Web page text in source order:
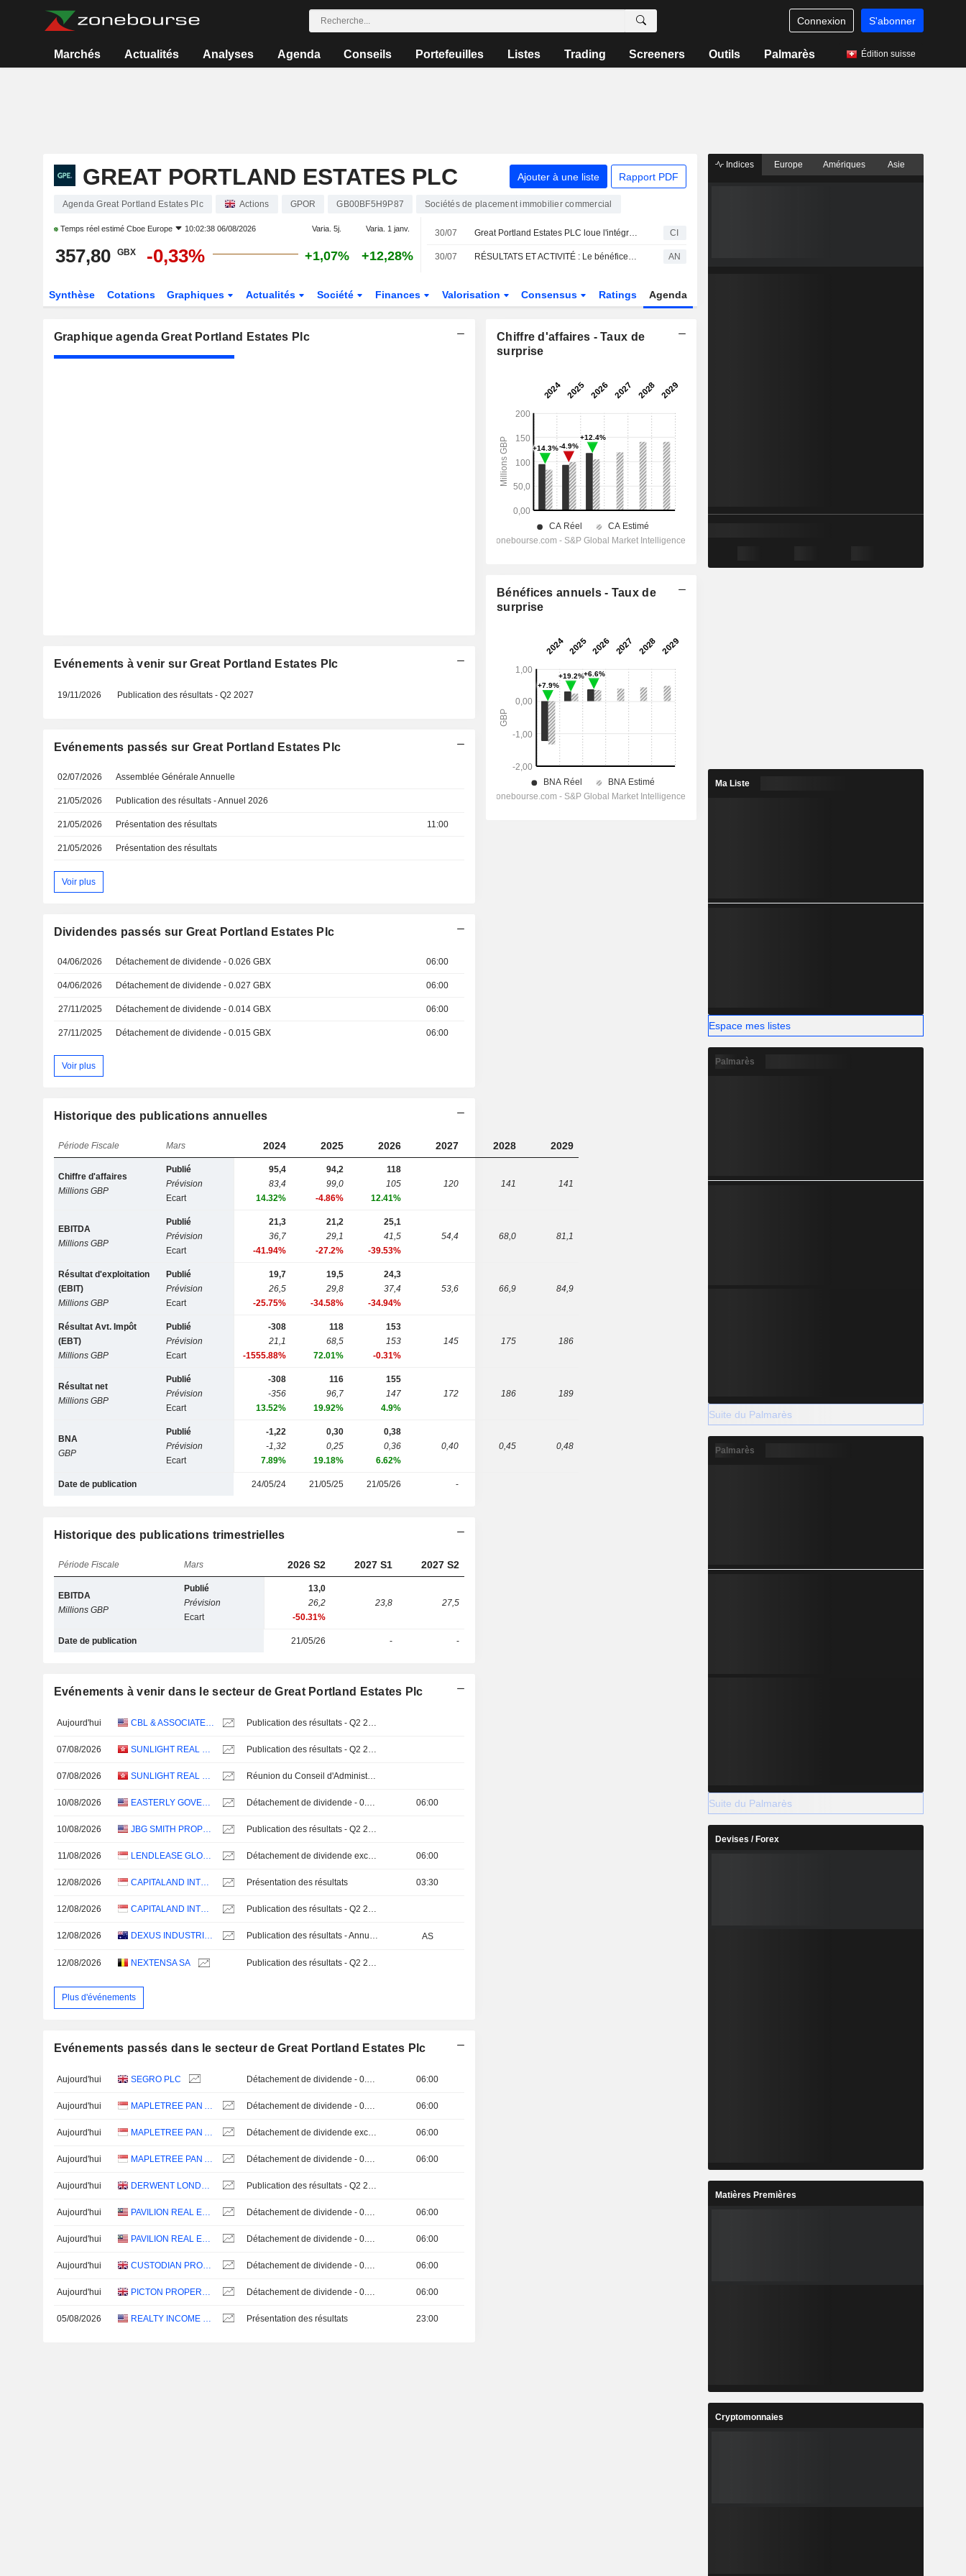
Connexion S'abonner
Marchés Actualités Analyses Agenda Conseils Portefeuilles Listes Trading Screeners Outils Palmarès Édition suisse
GREAT PORTLAND ESTATES PLC Ajouter à une liste Rapport PDF
Agenda Great Portland Estates Plc Actions GPOR GB00BF5H9P87 Sociétés de placement immobilier commercial
Temps réel estimé Cboe Europe 10:02:38 06/08/2026 Varia. 5j. Varia. 1 janv.
357,80 GBX -0,33% +1,07% +12,28%
30/07 Great Portland Estates PLC loue l'intégralité des bureaux de Carrington House (W1) à des niveaux de loyers records CI
30/07 RÉSULTATS ET ACTIVITÉ : Le bénéfice de Foxtons recule ; Vanquis Banking en progression AN
Synthèse Cotations Graphiques Actualités Société Finances Valorisation Consensus Ratings Agenda
Graphique agenda Great Portland Estates Plc
Evénements à venir sur Great Portland Estates Plc
19/11/2026 Publication des résultats - Q2 2027
Evénements passés sur Great Portland Estates Plc
02/07/2026 Assemblée Générale Annuelle
21/05/2026 Publication des résultats - Annuel 2026
21/05/2026 Présentation des résultats 11:00
21/05/2026 Présentation des résultats
Voir plus
Dividendes passés sur Great Portland Estates Plc
04/06/2026 Détachement de dividende - 0.026 GBX 06:00
04/06/2026 Détachement de dividende - 0.027 GBX 06:00
27/11/2025 Détachement de dividende - 0.014 GBX 06:00
27/11/2025 Détachement de dividende - 0.015 GBX 06:00
Voir plus
Historique des publications annuelles
Période Fiscale Mars 2024 2025 2026 2027 2028 2029
Chiffre d'affaires
Millions GBP
Publié
Prévision
Ecart
95,4
83,4
14.32%
94,2
99,0
-4.86%
118
105
12.41%
120 141 141
EBITDA
Millions GBP
Publié
Prévision
Ecart
21,3
36,7
-41.94%
21,2
29,1
-27.2%
25,1
41,5
-39.53%
54,4 68,0 81,1
Résultat d'exploitation
(EBIT)
Millions GBP
Publié
Prévision
Ecart
19,7
26,5
-25.75%
19,5
29,8
-34.58%
24,3
37,4
-34.94%
53,6 66,9 84,9
Résultat Avt. Impôt
(EBT)
Millions GBP
Publié
Prévision
Ecart
-308
21,1
-1555.88%
118
68,5
72.01%
153
153
-0.31%
145 175 186
Résultat net
Millions GBP
Publié
Prévision
Ecart
-308
-356
13.52%
116
96,7
19.92%
155
147
4.9%
172 186 189
BNA
GBP
Publié
Prévision
Ecart
-1,22
-1,32
7.89%
0,30
0,25
19.18%
0,38
0,36
6.62%
0,40 0,45 0,48
Date de publication 24/05/24 21/05/25 21/05/26 -
Historique des publications trimestrielles
Période Fiscale Mars 2026 S2 2027 S1 2027 S2
EBITDA
Millions GBP
Publié
Prévision
Ecart
13,0
26,2
-50.31%
23,8 27,5
Date de publication 21/05/26 - -
Evénements à venir dans le secteur de Great Portland Estates Plc
Aujourd'hui CBL & ASSOCIATES PROPERTIES, INC. Publication des résultats - Q2 2026
07/08/2026 SUNLIGHT REAL ESTATE INVESTMENT TRUST Publication des résultats - Q2 2026
07/08/2026 SUNLIGHT REAL ESTATE INVESTMENT TRUST Réunion du Conseil d'Administration
10/08/2026 EASTERLY GOVERNMENT PROPERTIES, INC. Détachement de dividende - 0.45 USD 06:00
10/08/2026 JBG SMITH PROPERTIES Publication des résultats - Q2 2026
11/08/2026 LENDLEASE GLOBAL COMMERCIAL REIT Détachement de dividende exceptionnelle - 0.00068 SGD 06:00
12/08/2026 CAPITALAND INTEGRATED COMMERCIAL TRUST Présentation des résultats 03:30
12/08/2026 CAPITALAND INTEGRATED COMMERCIAL TRUST Publication des résultats - Q2 2026
12/08/2026 DEXUS INDUSTRIA REIT Publication des résultats - Annuel 2026 AS
12/08/2026 NEXTENSA SA Publication des résultats - Q2 2026
Plus d'événements
Evénements passés dans le secteur de Great Portland Estates Plc
Aujourd'hui SEGRO PLC 06:00
Aujourd'hui 06:00
Aujourd'hui 06:00
Aujourd'hui 06:00
Aujourd'hui
Aujourd'hui 06:00
Aujourd'hui 06:00
Aujourd'hui 06:00
Aujourd'hui 06:00
05/08/2026 Présentation des résultats 23:00
Chiffre d'affaires - Taux de
surprise
Bénéfices annuels - Taux de
surprise
Indices Europe Amériques Asie
Ma Liste
Espace mes listes
Palmarès
Suite du Palmarès
Palmarès
Suite du Palmarès
Devises / Forex
Matières Premières
Cryptomonnaies